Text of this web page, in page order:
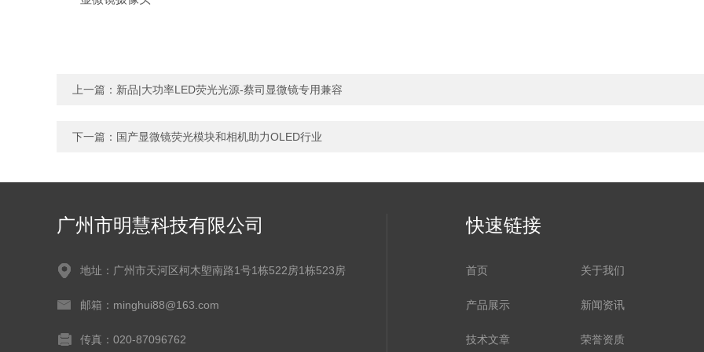
上一篇： 新品|大功率LED荧光光源-蔡司显微镜专用兼容
下一篇： 国产显微镜荧光模块和相机助力OLED行业
广州市明慧科技有限公司
地址：广州市天河区柯木塱南路1号1栋522房1栋523房
邮箱：minghui88@163.com
传真：020-87096762
快速链接
首页 关于我们
产品展示 新闻资讯
技术文章 荣誉资质